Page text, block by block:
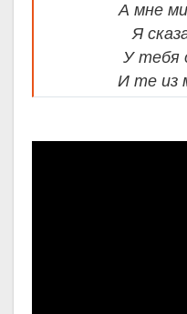
А мне
Я
У тебя
И те из